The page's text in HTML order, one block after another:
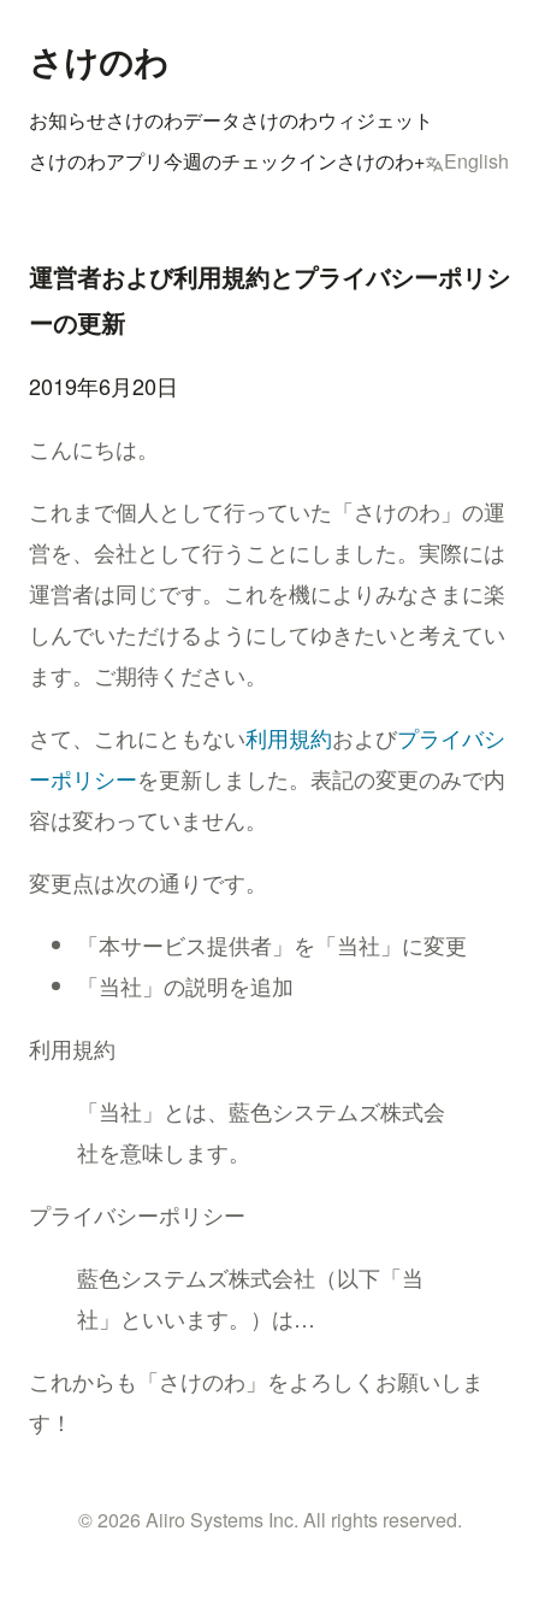
さけのわ
お知らせさけのわデータさけのわウィジェット
さけのわアプリ今週のチェックインさけのわ+ English
運営者および利用規約とプライバシーポリシ
ーの更新
2019年6月20日
こんにちは。
これまで個人として行っていた「さけのわ」の運
営を、会社として行うことにしました。実際には
運営者は同じです。これを機によりみなさまに楽
しんでいただけるようにしてゆきたいと考えてい
ます。ご期待ください。
さて、これにともない利用規約およびプライバシ
ーポリシーを更新しました。表記の変更のみで内
容は変わっていません。
変更点は次の通りです。
「本サービス提供者」を「当社」に変更
「当社」の説明を追加
利用規約
「当社」とは、藍色システムズ株式会
社を意味します。
プライバシーポリシー
藍色システムズ株式会社（以下「当
社」といいます。）は…
これからも「さけのわ」をよろしくお願いしま
す！
© 2026 Aiiro Systems Inc. All rights reserved.